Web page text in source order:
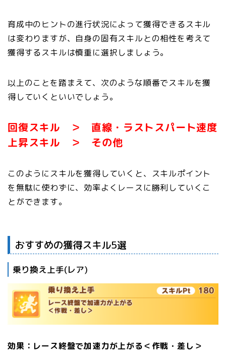
育成中のヒントの進行状況によって獲得できるスキル
は変わりますが、自身の固有スキルとの相性を考えて
獲得するスキルは慎重に選択しましょう。
以上のことを踏まえて、次のような順番でスキルを獲
得していくといいでしょう。
回復スキル ＞ 直線・ラストスパート速度
上昇スキル ＞ その他
このようにスキルを獲得していくと、スキルポイント
を無駄に使わずに、効率よくレースに勝利していくこ
とができます。
おすすめの獲得スキル5選
乗り換え上手(レア)
効果：レース終盤で加速力が上がる＜作戦・差し＞